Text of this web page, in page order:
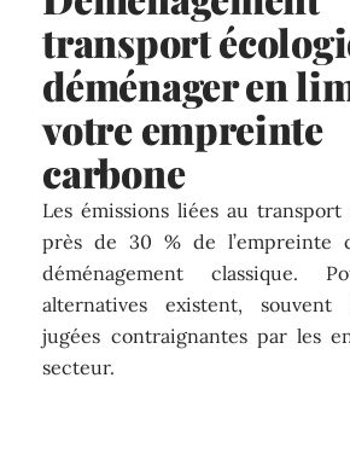
transport
déménager en
votre empreinte
carbone
Les émissions liées au
près de 30 % de l’empreinte
déménagement classique.
alternatives existent, souvent
jugées contraignantes par les
secteur.